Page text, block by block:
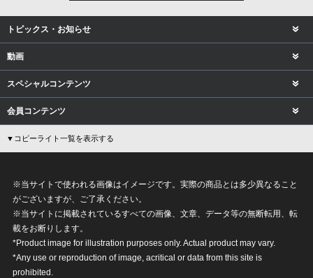
トピックス・お知らせ
動画
スペシャルコンテンツ
会員コンテンツ
▼コピーライト一覧を表示する
※当サイトで使われる画像はイメージです。実際の商品とは多少異なること
がございますが、ご了承ください。
※当サイトに掲載されているすべての画像、文章、データ等の無断転用、転
載をお断りします。
*Product image for illustration purposes only. Actual product may vary.
*Any use or reproduction of image, acritical or data from this site is
prohibited.